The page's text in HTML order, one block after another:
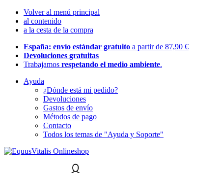
Volver al menú principal
al contenido
a la cesta de la compra
España: envío estándar gratuito a partir de 87,90 €
Devoluciones gratuitas
Trabajamos respetando el medio ambiente.
Ayuda
¿Dónde está mi pedido?
Devoluciones
Gastos de envío
Métodos de pago
Contacto
Todos los temas de "Ayuda y Soporte"